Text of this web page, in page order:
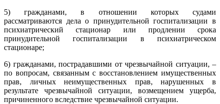
5) гражданами, в отношении которых судами
рассматриваются дела о принудительной госпитализации в
психиатрический стационар или продлении срока
принудительной госпитализации в психиатрическом
стационаре;
6) гражданами, пострадавшими от чрезвычайной ситуации, –
по вопросам, связанным с восстановлением имущественных
прав, личных неимущественных прав, нарушенных в
результате чрезвычайной ситуации, возмещением ущерба,
причиненного вследствие чрезвычайной ситуации.